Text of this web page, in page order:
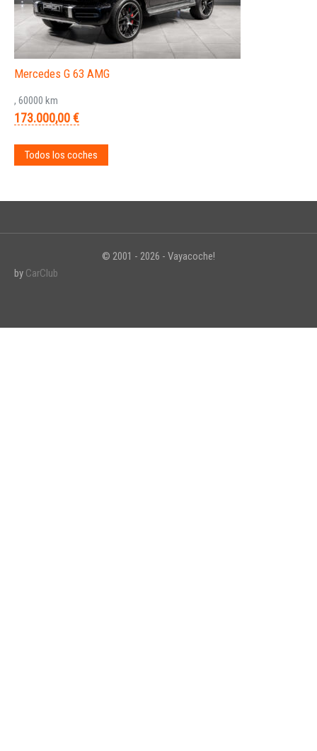
Mercedes G 63 AMG
, 60000 km
173.000,00 €
Todos los coches
© 2001 - 2026 - Vayacoche!
by CarClub